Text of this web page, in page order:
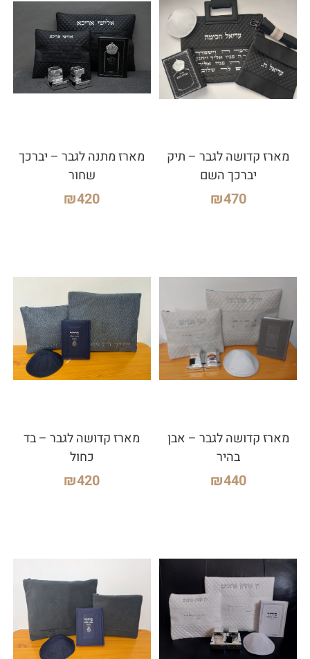
מארז קדושה לגבר – תיק
יברכך השם
₪470
מארז מתנה לגבר – יברכך
שחור
₪420
מארז קדושה לגבר – אבן
בהיר
₪440
מארז קדושה לגבר – בד
כחול
₪420